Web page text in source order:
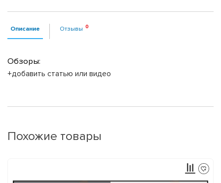
Описание Отзывы
Обзоры:
+добавить статью или видео
Похожие товары